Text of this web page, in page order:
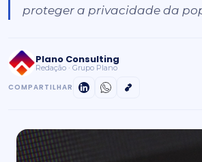
proteger a privacidade da
Plano Consulting
Redação · Grupo Plano
COMPARTILHAR